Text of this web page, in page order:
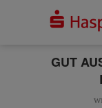
GUT